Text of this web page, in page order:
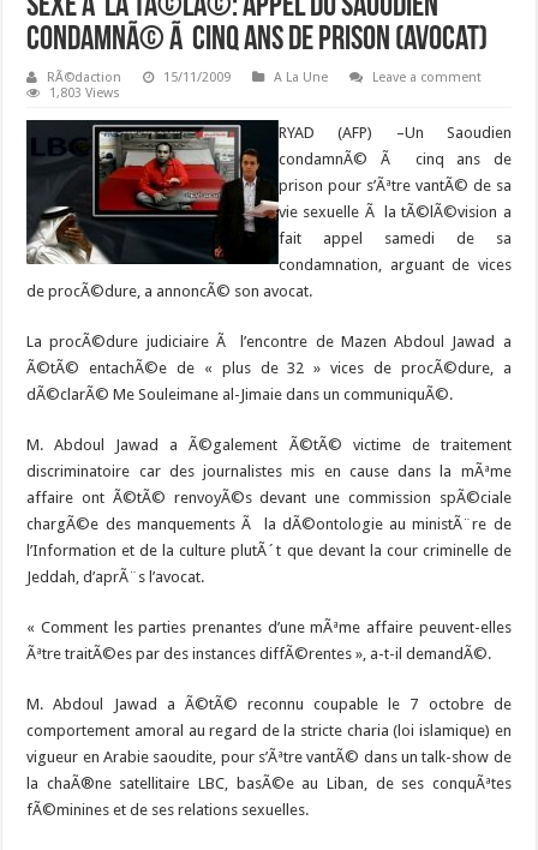
Sexe Ã la tÃ©lÃ©: appel du Saoudien
condamnÃ© Ã cinq ans de prison (avocat)
RÃ©daction 15/11/2009 A La Une
Leave a comment
1,803 Views
RYAD (AFP) –Un Saoudien
condamnÃ© Ã cinq ans de
prison pour s’Ãªtre vantÃ© de sa
vie sexuelle Ã la tÃ©lÃ©vision a
fait appel samedi de sa
condamnation, arguant de vices
de procÃ©dure, a annoncÃ© son avocat.
La procÃ©dure judiciaire Ã l’encontre de Mazen Abdoul Jawad a
Ã©tÃ© entachÃ©e de « plus de 32 » vices de procÃ©dure, a
dÃ©clarÃ© Me Souleimane al-Jimaie dans un communiquÃ©.
M. Abdoul Jawad a Ã©galement Ã©tÃ© victime de traitement
discriminatoire car des journalistes mis en cause dans la mÃªme
affaire ont Ã©tÃ© renvoyÃ©s devant une commission spÃ©ciale
chargÃ©e des manquements Ã la dÃ©ontologie au ministÃ¨re de
l’Information et de la culture plutÃ´t que devant la cour criminelle de
Jeddah, d’aprÃ¨s l’avocat.
« Comment les parties prenantes d’une mÃªme affaire peuvent-elles
Ãªtre traitÃ©es par des instances diffÃ©rentes », a-t-il demandÃ©.
M. Abdoul Jawad a Ã©tÃ© reconnu coupable le 7 octobre de
comportement amoral au regard de la stricte charia (loi islamique) en
vigueur en Arabie saoudite, pour s’Ãªtre vantÃ© dans un talk-show de
la chaÃ®ne satellitaire LBC, basÃ©e au Liban, de ses conquÃªtes
fÃ©minines et de ses relations sexuelles.